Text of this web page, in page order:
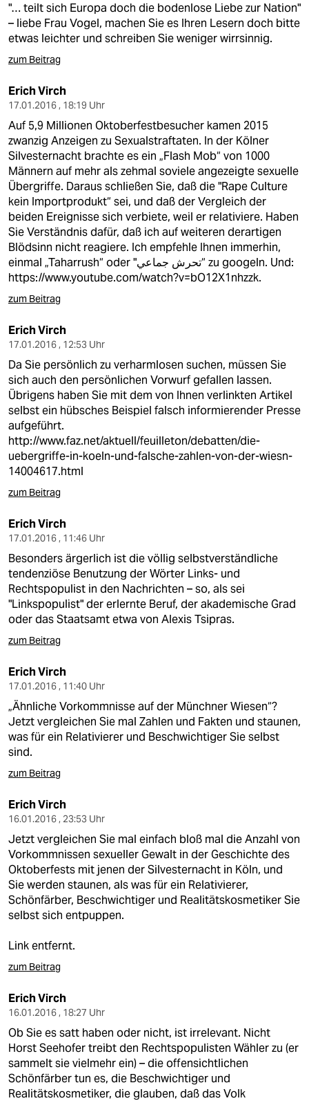
"… teilt sich Europa doch die bodenlose Liebe zur Nation"
– liebe Frau Vogel, machen Sie es Ihren Lesern doch bitte
etwas leichter und schreiben Sie weniger wirrsinnig.
zum Beitrag
Erich Virch
17.01.2016 , 18:19 Uhr
Auf 5,9 Millionen Oktoberfestbesucher kamen 2015
zwanzig Anzeigen zu Sexualstraftaten. In der Kölner
Silvesternacht brachte es ein „Flash Mob“ von 1000
Männern auf mehr als zehmal soviele angezeigte sexuelle
Übergriffe. Daraus schließen Sie, daß die "Rape Culture
kein Importprodukt“ sei, und daß der Vergleich der
beiden Ereignisse sich verbiete, weil er relativiere. Haben
Sie Verständnis dafür, daß ich auf weiteren derartigen
Blödsinn nicht reagiere. Ich empfehle Ihnen immerhin,
einmal „Taharrush“ oder "تحرش جماعي“ zu googeln. Und:
https://www.youtube.com/watch?v=bO12X1nhzzk.
zum Beitrag
Erich Virch
17.01.2016 , 12:53 Uhr
Da Sie persönlich zu verharmlosen suchen, müssen Sie
sich auch den persönlichen Vorwurf gefallen lassen.
Übrigens haben Sie mit dem von Ihnen verlinkten Artikel
selbst ein hübsches Beispiel falsch informierender Presse
aufgeführt.
http://www.faz.net/aktuell/feuilleton/debatten/die-
uebergriffe-in-koeln-und-falsche-zahlen-von-der-wiesn-
14004617.html
zum Beitrag
Erich Virch
17.01.2016 , 11:46 Uhr
Besonders ärgerlich ist die völlig selbstverständliche
tendenziöse Benutzung der Wörter Links- und
Rechtspopulist in den Nachrichten – so, als sei
"Linkspopulist" der erlernte Beruf, der akademische Grad
oder das Staatsamt etwa von Alexis Tsipras.
zum Beitrag
Erich Virch
17.01.2016 , 11:40 Uhr
„Ähnliche Vorkommnisse auf der Münchner Wiesen“?
Jetzt vergleichen Sie mal Zahlen und Fakten und staunen,
was für ein Relativierer und Beschwichtiger Sie selbst
sind.
zum Beitrag
Erich Virch
16.01.2016 , 23:53 Uhr
Jetzt vergleichen Sie mal einfach bloß mal die Anzahl von
Vorkommnissen sexueller Gewalt in der Geschichte des
Oktoberfests mit jenen der Silvesternacht in Köln, und
Sie werden staunen, als was für ein Relativierer,
Schönfärber, Beschwichtiger und Realitätskosmetiker Sie
selbst sich entpuppen.
Link entfernt.
zum Beitrag
Erich Virch
16.01.2016 , 18:27 Uhr
Ob Sie es satt haben oder nicht, ist irrelevant. Nicht
Horst Seehofer treibt den Rechtspopulisten Wähler zu (er
sammelt sie vielmehr ein) – die offensichtlichen
Schönfärber tun es, die Beschwichtiger und
Realitätskosmetiker, die glauben, daß das Volk